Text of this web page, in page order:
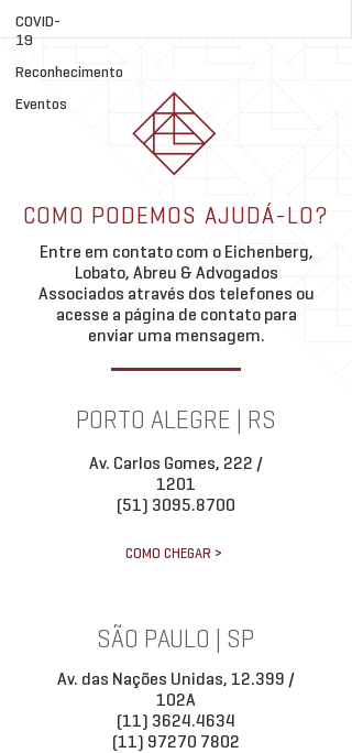
COVID-
19
Reconhecimento
Eventos
PORTO ALEGRE | RS
Av. Carlos Gomes, 222 /
1201
(51) 3095.8700
COMO CHEGAR >
SÃO PAULO | SP
Av. das Nações Unidas, 12.399 /
102A
(11) 3624.4634
(11) 97270 7802
COMO PODEMOS AJUDÁ-LO?
Entre em contato com o Eichenberg,
Lobato, Abreu & Advogados
Associados através dos telefones ou
acesse a página de contato para
enviar uma mensagem.